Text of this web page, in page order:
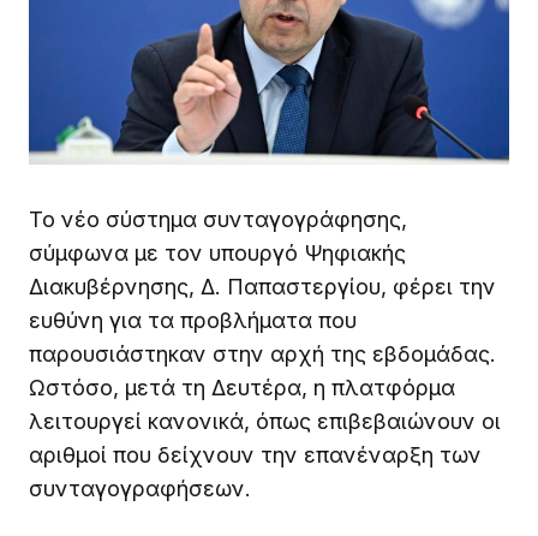
Το νέο σύστημα συνταγογράφησης,
σύμφωνα με τον υπουργό Ψηφιακής
Διακυβέρνησης, Δ. Παπαστεργίου, φέρει την
ευθύνη για τα προβλήματα που
παρουσιάστηκαν στην αρχή της εβδομάδας.
Ωστόσο, μετά τη Δευτέρα, η πλατφόρμα
λειτουργεί κανονικά, όπως επιβεβαιώνουν οι
αριθμοί που δείχνουν την επανέναρξη των
συνταγογραφήσεων.